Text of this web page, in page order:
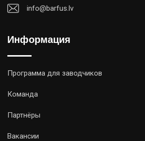
info@barfus.lv
Информация
Программа для заводчиков
Команда
Партнёры
Вакансии